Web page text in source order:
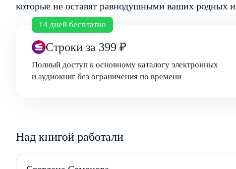
которые не оставят равнодушными ваших родных и
14 дней бесплатно
Строки за 399 ₽
Полный доступ к основному каталогу электронных
и аудиокниг без ограничения по времени
Над книгой работали